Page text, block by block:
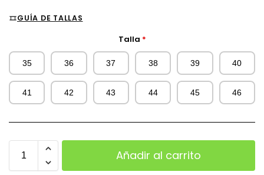
GUÍA DE TALLAS
Talla *
35 36 37 38 39 40
41 42 43 44 45 46
Añadir al carrito